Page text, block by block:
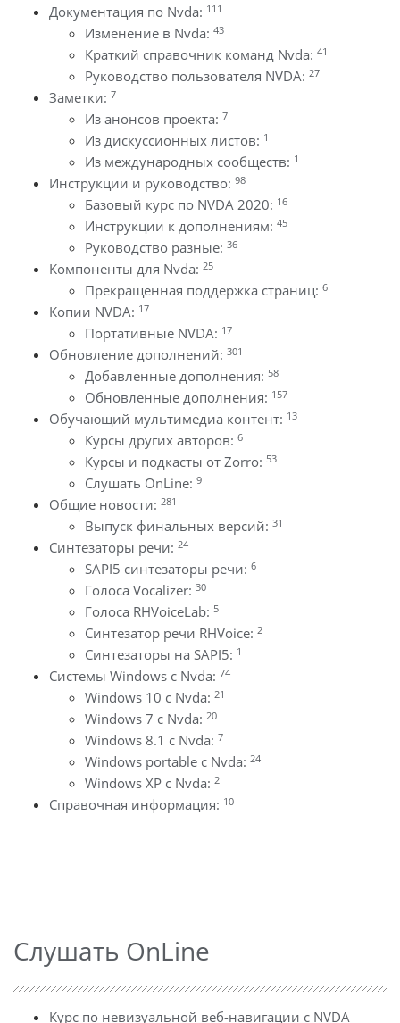
Документация по Nvda: 111
Изменение в Nvda: 43
Краткий справочник команд Nvda: 41
Руководство пользователя NVDA: 27
Заметки: 7
Из анонсов проекта: 7
Из дискуссионных листов: 1
Из международных сообществ: 1
Инструкции и руководство: 98
Базовый курс по NVDA 2020: 16
Инструкции к дополнениям: 45
Руководство разные: 36
Компоненты для Nvda: 25
Прекращенная поддержка страниц: 6
Копии NVDA: 17
Портативные NVDA: 17
Обновление дополнений: 301
Добавленные дополнения: 58
Обновленные дополнения: 157
Обучающий мультимедиа контент: 13
Курсы других авторов: 6
Курсы и подкасты от Zorro: 53
Слушать OnLine: 9
Общие новости: 281
Выпуск финальных версий: 31
Синтезаторы речи: 24
SAPI5 синтезаторы речи: 6
Голоса Vocalizer: 30
Голоса RHVoiceLab: 5
Синтезатор речи RHVoice: 2
Синтезаторы на SAPI5: 1
Системы Windows с Nvda: 74
Windows 10 с Nvda: 21
Windows 7 с Nvda: 20
Windows 8.1 с Nvda: 7
Windows portable с Nvda: 24
Windows XP с Nvda: 2
Справочная информация: 10
Слушать OnLine
Курс по невизуальной веб-навигации с NVDA